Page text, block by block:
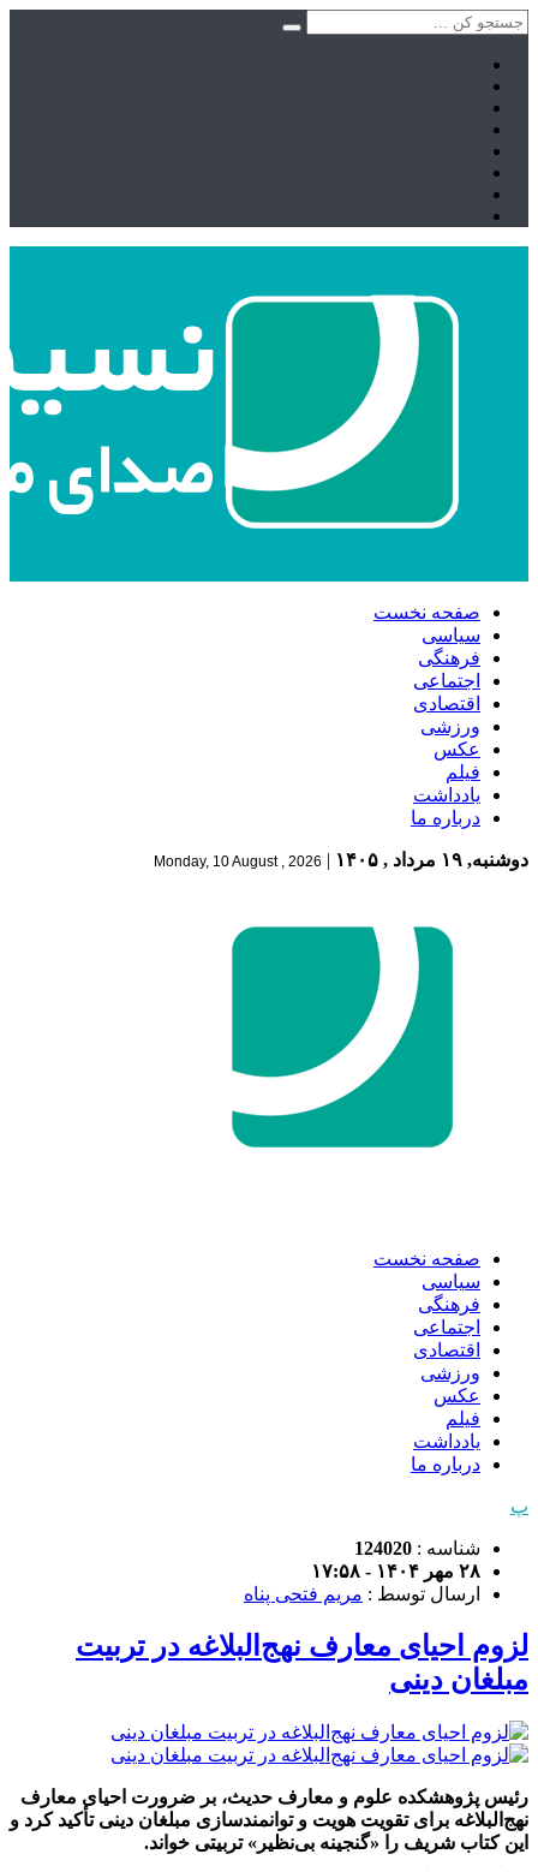
صفحه نخست
سیاسی
فرهنگی
اجتماعی
اقتصادی
ورزشی
عکس
فیلم
یادداشت
درباره ما
دوشنبه, ۱۹ مرداد , ۱۴۰۵ |
Monday, 10 August , 2026
صفحه نخست
سیاسی
فرهنگی
اجتماعی
اقتصادی
ورزشی
عکس
فیلم
یادداشت
درباره ما
پ
شناسه : 124020
۲۸ مهر ۱۴۰۴ - ۱۷:۵۸
ارسال توسط : مریم فتحی پناه
لزوم احیای معارف نهج‌البلاغه در تربیت
مبلغان دینی
رئیس پژوهشکده علوم و معارف حدیث، بر ضرورت احیای معارف
نهج‌البلاغه برای تقویت هویت و توانمندسازی مبلغان دینی تأکید کرد و
این کتاب شریف را «گنجینه بی‌نظیر» تربیتی خواند.